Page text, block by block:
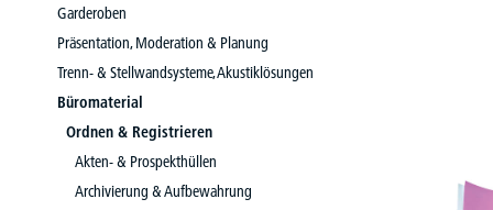
Garderoben
Präsentation, Moderation & Planung
Trenn- & Stellwandsysteme, Akustiklösungen
Büromaterial
Ordnen & Registrieren
Akten- & Prospekthüllen
Archivierung & Aufbewahrung